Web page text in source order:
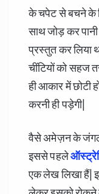
के चपेट से बचने के
साथ जोड़ कर
प्रस्तुत कर लिया
चींटियों को सहज
ही आकार में छोटी
करनी ही पड़ेगी|
वैसे अमेज़न के
इससे पहले
एक लेख लिखा हैं|